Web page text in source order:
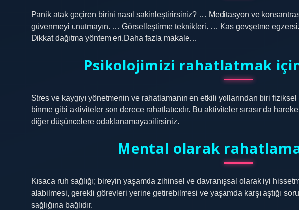
Panik atak geçiren birini nasıl sakinleştirirsiniz? … Meditasyon ve
güvenmeyi unutmayın. … Görselleştirme teknikleri. … Kas gevşetme
Dikkat dağıtma yöntemleri.Daha fazla makale…
Psikolojimizi rahatlatmak
Stres ve kaygıyı yönetmenin ve rahatlamanın en etkili yollarından biri
binme gibi aktiviteler son derece rahatlatıcıdır. Bu aktiviteler sırasında
diğer düşüncelere odaklanamayabilirsiniz.
Mental olarak
Kısaca ruh sağlığı; bireyin yaşamda zihinsel ve davranışsal olarak iyi
alabilmesi, gerekli görevleri yerine getirebilmesi ve yaşamda karşılaştığı
sağlığına bağlıdır.